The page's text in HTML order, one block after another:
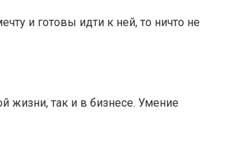
и готовы идти к ней, то ничто не
жизни, так и в бизнесе. Умение